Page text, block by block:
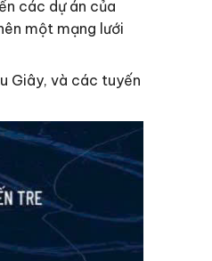
các dự án của
một mạng lưới
Giây, và các tuyến